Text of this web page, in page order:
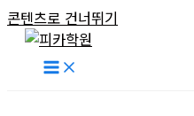
콘텐츠로 건너뛰기